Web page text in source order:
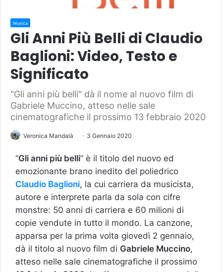
Musica
Gli Anni Più Belli di Claudio
Baglioni: Video, Testo e
Significato
"Gli anni più belli" dà il nome al nuovo film di
Gabriele Muccino, atteso nelle sale
cinematografiche il prossimo 13 febbraio 2020
Veronica Mandalà 3 Gennaio 2020
“Gli anni più belli” è il titolo del nuovo ed
emozionante brano inedito del poliedrico
Claudio Baglioni, la cui carriera da musicista,
autore e interprete parla da sola con cifre
monstre: 50 anni di carriera e 60 milioni di
copie vendute in tutto il mondo. La canzone,
apparsa per la prima volta giovedì 2 gennaio,
dà il titolo al nuovo film di Gabriele Muccino,
atteso nelle sale cinematografiche il prossimo